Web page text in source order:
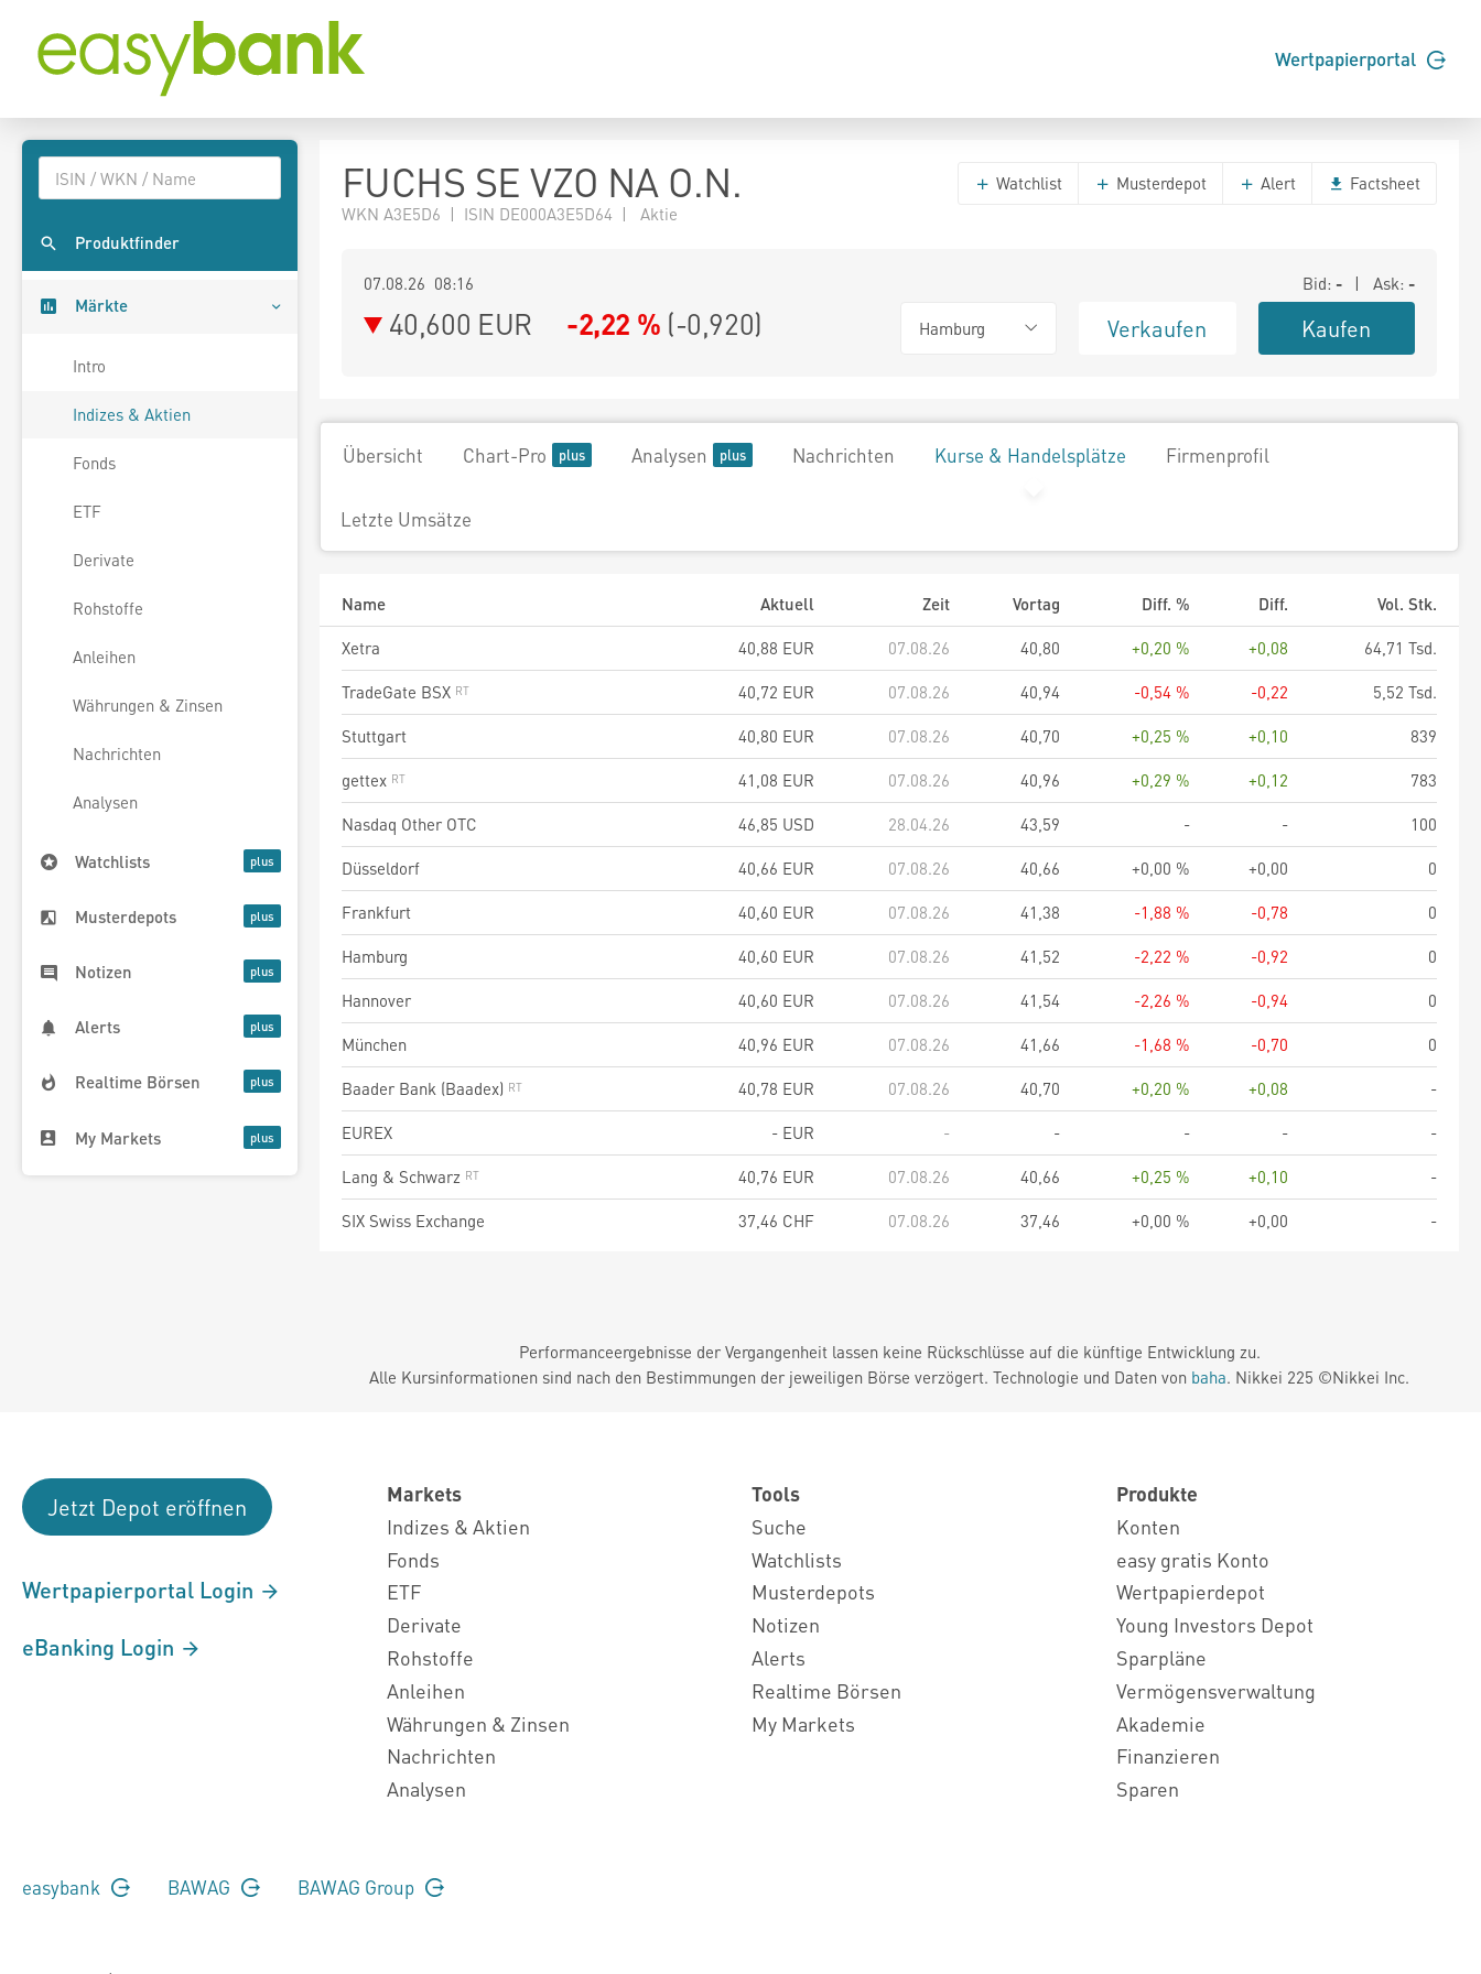
Wertpapierportal
Produktfinder
Märkte
Intro
Indizes & Aktien
Fonds
ETF
Derivate
Rohstoffe
Anleihen
Währungen & Zinsen
Nachrichten
Analysen
Watchlists
Musterdepots
Notizen
Alerts
Realtime Börsen
My Markets
FUCHS SE VZO NA O.N.
WKN A3E5D6 | ISIN DE000A3E5D64 | Aktie
Watchlist Musterdepot Alert Factsheet
07.08.26 08:16 Bid: - | Ask: -
40,600 EUR -2,22 % (-0,920) Hamburg Verkaufen Kaufen
Übersicht Chart-Pro Analysen Nachrichten Kurse & Handelsplätze Firmenprofil
Letzte Umsätze
Name Aktuell Zeit Vortag Diff. % Diff.
Vol. Stk.
Xetra
40,88 EUR 07.08.26 40,80 +0,20 % +0,08
64,71 Tsd.
TradeGate BSX
40,72 EUR 07.08.26 40,94 -0,54 % -0,22
5,52 Tsd.
Stuttgart
40,80 EUR 07.08.26 40,70 +0,25 % +0,10
839
gettex
41,08 EUR 07.08.26 40,96 +0,29 % +0,12
783
Nasdaq Other OTC
46,85 USD 28.04.26 43,59 - -
100
Düsseldorf
40,66 EUR 07.08.26 40,66 +0,00 % +0,00
0
Frankfurt
40,60 EUR 07.08.26 41,38 -1,88 % -0,78
0
Hamburg
40,60 EUR 07.08.26 41,52 -2,22 % -0,92
0
Hannover
40,60 EUR 07.08.26 41,54 -2,26 % -0,94
0
München
40,96 EUR 07.08.26 41,66 -1,68 % -0,70
0
Baader Bank (Baadex)
40,78 EUR 07.08.26 40,70 +0,20 % +0,08
-
EUREX
- EUR - - - -
-
Lang & Schwarz
40,76 EUR 07.08.26 40,66 +0,25 % +0,10
-
SIX Swiss Exchange
37,46 CHF 07.08.26 37,46 +0,00 % +0,00 -
Performanceergebnisse der Vergangenheit lassen keine Rückschlüsse auf die künftige Entwicklung zu.
Alle Kursinformationen sind nach den Bestimmungen der jeweiligen Börse verzögert. Technologie und Daten von baha. Nikkei 225 ©Nikkei Inc.
Jetzt Depot eröffnen
Wertpapierportal Login
eBanking Login
Markets
Indizes & Aktien
Fonds
ETF
Derivate
Rohstoffe
Anleihen
Währungen & Zinsen
Nachrichten
Analysen
Tools
Suche
Watchlists
Musterdepots
Notizen
Alerts
Realtime Börsen
My Markets
Produkte
Konten
easy gratis Konto
Wertpapierdepot
Young Investors Depot
Sparpläne
Vermögensverwaltung
Akademie
Finanzieren
Sparen
easybank BAWAG BAWAG Group